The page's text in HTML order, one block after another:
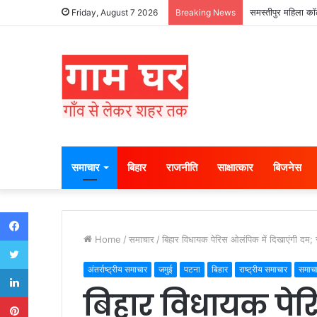
Friday, August 7 2026 Breaking News समस्तीपुर महिला
समाचार बिहार राजनीति साक्षात्कार बिजनेस
Home / समाचार / बिहार विधायक पेरिस ओलंपिक में दिखाएंगी दम;
अंतर्राष्ट्रीय समाचार जमुई पटना बिहार राष्ट्रीय समाचार
बिहार विधायक
Facebook
Twitter
LinkedIn
Pinterest